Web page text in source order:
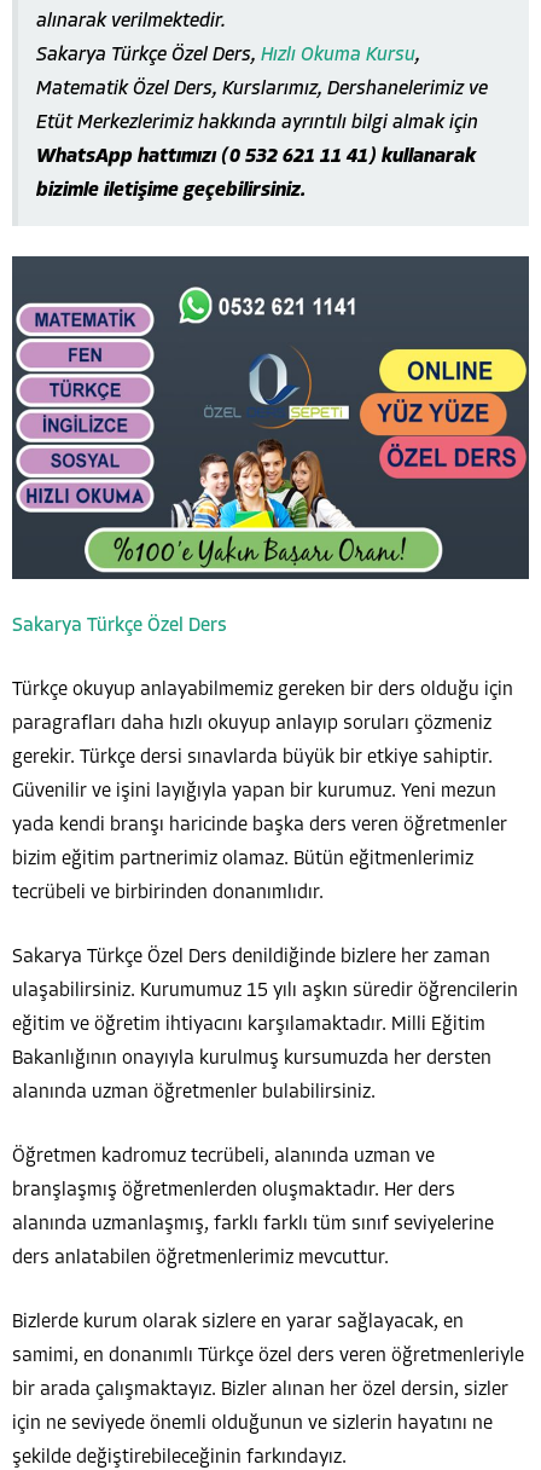
alınarak verilmektedir.
Sakarya Türkçe Özel Ders, Hızlı Okuma Kursu,
Matematik Özel Ders, Kurslarımız, Dershanelerimiz ve
Etüt Merkezlerimiz hakkında ayrıntılı bilgi almak için
WhatsApp hattımızı (0 532 621 11 41) kullanarak
bizimle iletişime geçebilirsiniz.
Sakarya Türkçe Özel Ders
Türkçe okuyup anlayabilmemiz gereken bir ders olduğu için
paragrafları daha hızlı okuyup anlayıp soruları çözmeniz
gerekir. Türkçe dersi sınavlarda büyük bir etkiye sahiptir.
Güvenilir ve işini layığıyla yapan bir kurumuz. Yeni mezun
yada kendi branşı haricinde başka ders veren öğretmenler
bizim eğitim partnerimiz olamaz. Bütün eğitmenlerimiz
tecrübeli ve birbirinden donanımlıdır.
Sakarya Türkçe Özel Ders denildiğinde bizlere her zaman
ulaşabilirsiniz. Kurumumuz 15 yılı aşkın süredir öğrencilerin
eğitim ve öğretim ihtiyacını karşılamaktadır. Milli Eğitim
Bakanlığının onayıyla kurulmuş kursumuzda her dersten
alanında uzman öğretmenler bulabilirsiniz.
Öğretmen kadromuz tecrübeli, alanında uzman ve
branşlaşmış öğretmenlerden oluşmaktadır. Her ders
alanında uzmanlaşmış, farklı farklı tüm sınıf seviyelerine
ders anlatabilen öğretmenlerimiz mevcuttur.
Bizlerde kurum olarak sizlere en yarar sağlayacak, en
samimi, en donanımlı Türkçe özel ders veren öğretmenleriyle
bir arada çalışmaktayız. Bizler alınan her özel dersin, sizler
için ne seviyede önemli olduğunun ve sizlerin hayatını ne
şekilde değiştirebileceğinin farkındayız.